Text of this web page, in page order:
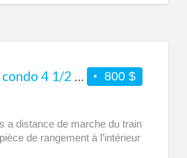
800 $
a distance de marche du train
de rangement à l’intérieur